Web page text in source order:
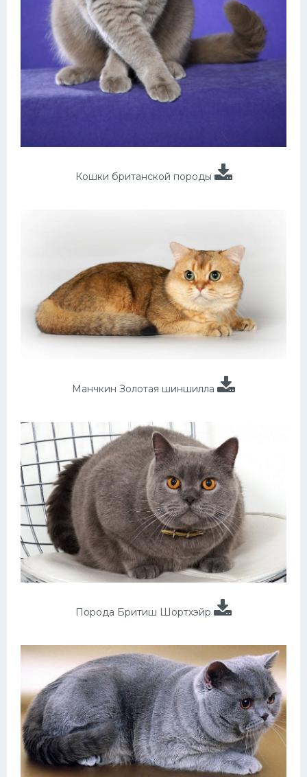
Кошки британской породы
Манчкин Золотая шиншилла
Порода Бритиш Шортхэйр